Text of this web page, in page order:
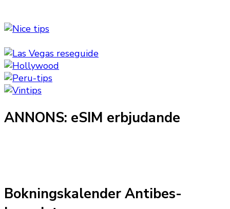
ANNONS: eSIM erbjudande
Bokningskalender Antibes-